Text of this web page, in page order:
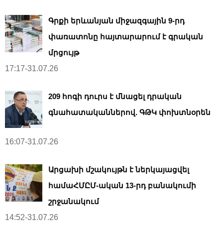
Գրքի երևանյան միջազգային 9-րդ
փառատոնը հայտարարում է գրական
մրցույթ
17:17-31.07.26
209 հոգի դուրս է մնացել դրական
գնահատականներով. ԳԹԿ փոխտնօրեն
16:07-31.07.26
Արցախի մշակույթն է ներկայացվել
համաՀՄԸՄ-ական 13-րդ բանակումի
շրջանակում
14:52-31.07.26